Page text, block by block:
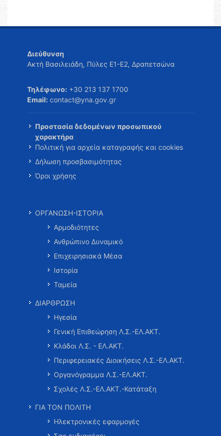
Διεύθυνση
Ακτή Βασιλειάδη, Πύλες Ε1-Ε2, Δραπετσώνα
Τηλέφωνο: +30 213 137 1700
Email: contact@yna.gov.gr
Προστασία δεδομένων προσωπικού
χαρακτήρα
Πολιτική για αρχεία καταγραφής και cookies
Δήλωση προσβασιμότητας
Όροι χρήσης
ΟΡΓΑΝΩΣΗ-ΙΣΤΟΡΙΑ
Αρμοδιότητες
Ανθρώπινο Δυναμικό
Επιχειρησιακά Μέσα
Ιστορία
Ταμεία
ΔΙΑΡΘΡΩΣΗ
Ηγεσία
Γενική Επιθεώρηση Λ.Σ.-ΕΛ.ΑΚΤ.
Κλάδοι Λ.Σ. - ΕΛ.ΑΚΤ.
Περιφερειακές Διοικήσεις Λ.Σ.-ΕΛ.ΑΚΤ.
Οργανόγραμμα Λ.Σ.-ΕΛ.ΑΚΤ.
Σχολές Λ.Σ.-ΕΛ.ΑΚΤ.-Κατάταξη
ΓΙΑ ΤΟΝ ΠΟΛΙΤΗ
Ηλεκτρονικές εφαρμογές